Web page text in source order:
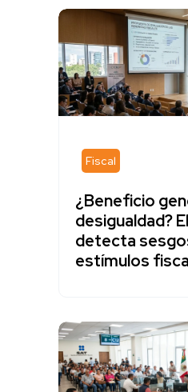
Fiscal
¿Beneficio
desigualdad?
detecta
estímulos